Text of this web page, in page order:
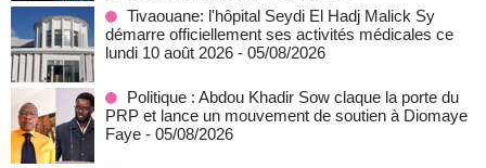
Tivaouane: l'hôpital Seydi El Hadj Malick Sy
démarre officiellement ses activités médicales ce
lundi 10 août 2026 - 05/08/2026
Politique : Abdou Khadir Sow claque la porte du
PRP et lance un mouvement de soutien à Diomaye
Faye - 05/08/2026